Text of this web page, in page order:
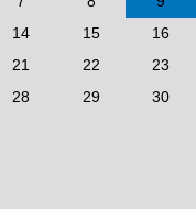
14 15
16
21 22
23
28 29
30